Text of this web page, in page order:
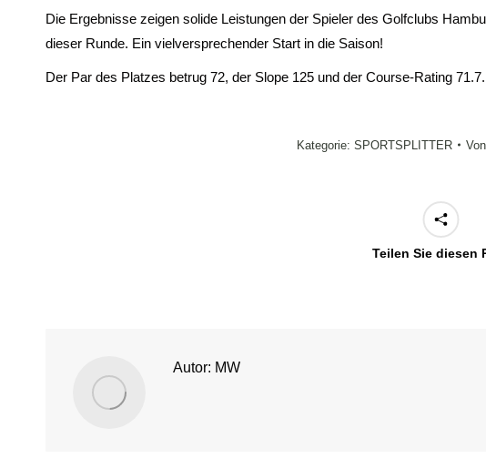
Die Ergebnisse zeigen solide Leistungen der Spieler des Golfclubs
dieser Runde. Ein vielversprechender Start in die Saison!
Der Par des Platzes betrug 72, der Slope 125 und der Course-Rating
Kategorie: SPORTSPLITTER Von
Teilen Sie diesen
Autor: MW